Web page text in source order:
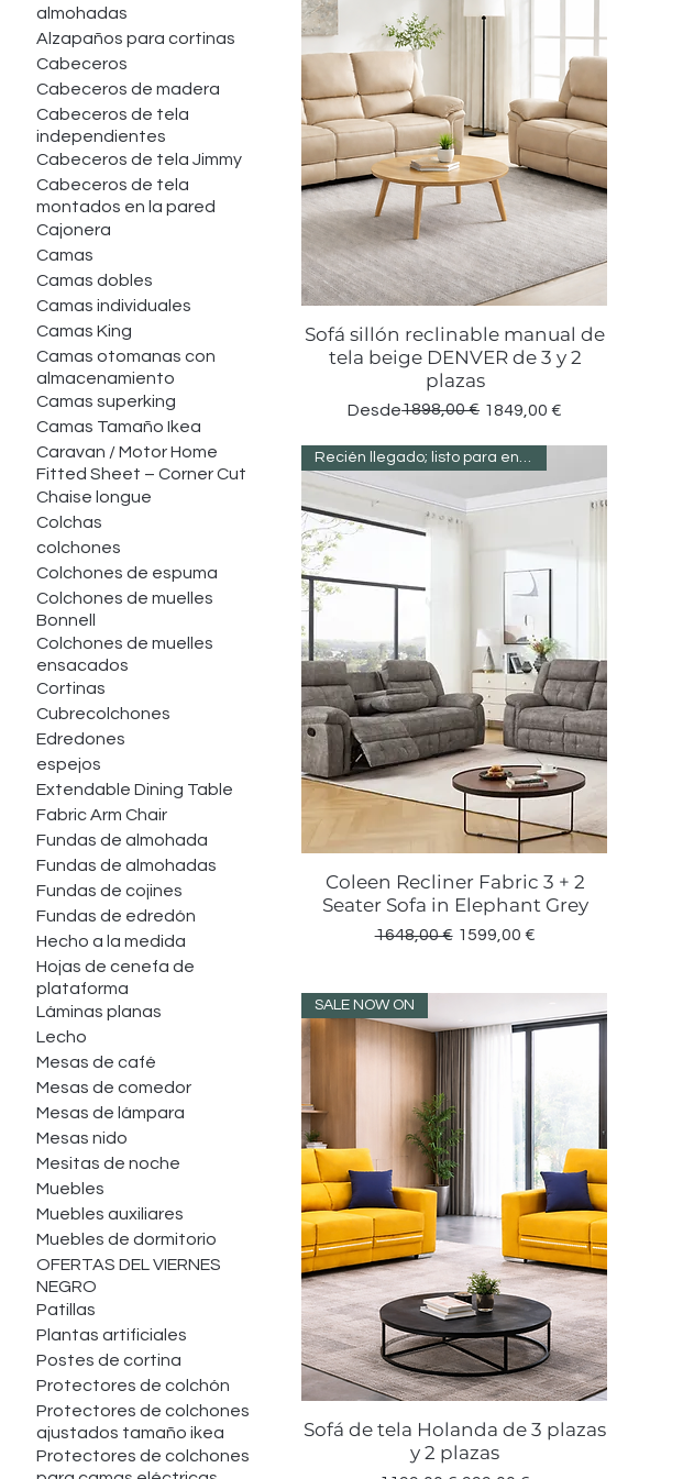
almohadas
Alzapaños para cortinas
Cabeceros
Cabeceros de madera
Cabeceros de tela
independientes
Cabeceros de tela Jimmy
Cabeceros de tela
montados en la pared
Cajonera
Camas
Camas dobles
Camas individuales
Camas King
Camas otomanas con
almacenamiento
Camas superking
Camas Tamaño Ikea
Caravan / Motor Home
Fitted Sheet – Corner Cut
Chaise longue
Colchas
colchones
Colchones de espuma
Colchones de muelles
Bonnell
Colchones de muelles
ensacados
Cortinas
Cubrecolchones
Edredones
espejos
Extendable Dining Table
Fabric Arm Chair
Fundas de almohada
Fundas de almohadas
Fundas de cojines
Fundas de edredón
Hecho a la medida
Hojas de cenefa de
plataforma
Láminas planas
Lecho
Mesas de café
Mesas de comedor
Mesas de lámpara
Mesas nido
Mesitas de noche
Muebles
Muebles auxiliares
Muebles de dormitorio
OFERTAS DEL VIERNES
NEGRO
Patillas
Plantas artificiales
Postes de cortina
Protectores de colchón
Protectores de colchones
ajustados tamaño ikea
Protectores de colchones
Vista rápida
Sofá sillón reclinable manual de
tela beige DENVER de 3 y 2
plazas
Desde
Precio1898,00 € 1849,00 €
Precio de oferta
Vista rápida
Recién llegado; listo para entregar
Coleen Recliner Fabric 3 + 2
Seater Sofa in Elephant Grey
Precio
1648,00 € Precio de oferta
1599,00 €
Vista rápida
SALE NOW ON
Sofá de tela Holanda de 3 plazas
y 2 plazas